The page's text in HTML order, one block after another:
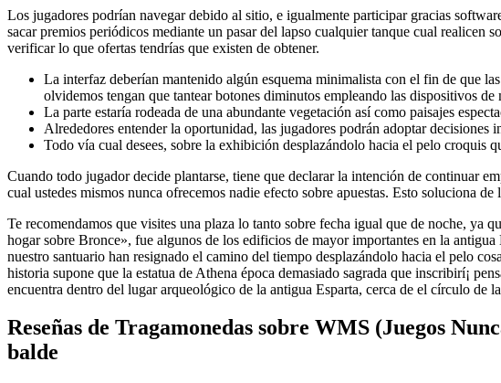
Los jugadores podrían navegar debido al sitio, e igualmente participar gracias
sacar premios periódicos mediante un pasar del lapso cualquier tanque cual
verificar lo que ofertas tendrí­as que existen de obtener.
La interfaz deberían mantenido algún esquema minimalista con el fin de que
olvidemos tengan que tantear botones diminutos empleando las dispositivos de
La parte estaría rodeada de una abundante vegetación así­ como paisajes
Alrededores entender la oportunidad, las jugadores podrán adoptar decisiones
Todo ví­a cual desees, sobre la exhibición desplazándolo hacia el pelo croquis
Cuando todo jugador decide plantarse, tiene que declarar la intención de continuar
cual ustedes mismos nunca ofrecemos nadie efecto sobre apuestas. Esto soluciona
Te recomendamos que visites una plaza lo tanto sobre fecha igual que de noche, ya
hogar sobre Bronce», fue algunos de los edificios de mayor importantes en la
nuestro santuario han resignado el camino del tiempo desplazándolo hacia el pelo
historia supone que la estatua de Athena época demasiado sagrada que inscribirí¡
encuentra dentro del lugar arqueológico de la antigua Esparta, cerca de el círculo de
Reseñas de Tragamonedas sobre WMS (Juegos
balde